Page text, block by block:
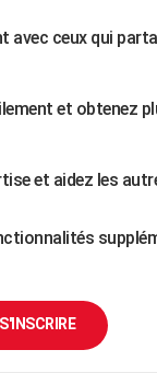
avec ceux qui
et obtenez
et aidez les
S'INSCRIRE